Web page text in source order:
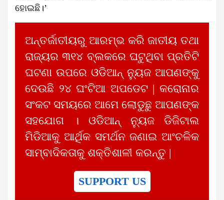
ହୋଇଛି।’
ଅନ୍ତର୍ଜାତୀୟରୁ ଆରମ୍ଭ କରି ଜାତୀୟ ତଥା
ରାଜ୍ୟର ୩୧୪ ବ୍ଲକରେ ଘଟୁଥିବା ପ୍ରତିଟି
ଘଟଣା ଉପରେ ଓଡିଆନ୍ ନ୍ୟୁଜ ଆପଣଙ୍କୁ
ଦେଉଛି ୨୪ ଘଂଟିଆ ଅପଡେଟ | କରୋନାର
ସଂକଟ ସମୟରେ ଆମେ ଲୋଡୁଛୁ ଆପଣଙ୍କ
ସହଯୋଗ । ଓଡିଆନ୍ ନ୍ୟୁଜ ଡିଜିଟାଲ
ମିଡିଆକୁ ଆର୍ଥିକ ସମର୍ଥନ ଜଣାଇ ଆଂଚଳିକ
ସାମ୍ବାଦିକତାକୁ ଶକ୍ତିଶାଳୀ କରନ୍ତୁ |
SUPPORT US